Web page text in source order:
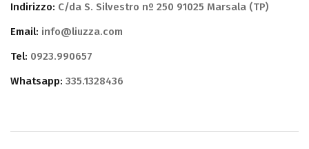
Indirizzo: C/da S. Silvestro nº 250 91025 Marsala (TP)
Email: info@liuzza.com
Tel: 0923.990657
Whatsapp: 335.1328436